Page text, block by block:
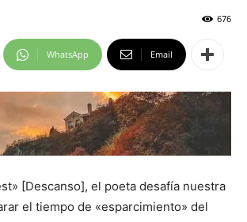
676
WhatsApp Email
[Descanso], el poeta desafía nuestra
el tiempo de «esparcimiento» del